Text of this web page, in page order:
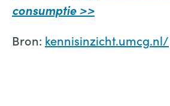
consumptie >>
Bron: kennisinzicht.umcg.nl/